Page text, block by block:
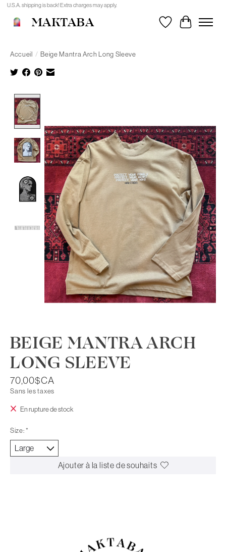
U.S.A. shipping is back! Extra charges may apply.
MAKTABA Liste de souhaits
Panier
Accueil / Beige Mantra Arch Long Sleeve
BEIGE MANTRA ARCH
LONG SLEEVE
70,00$CA
Sans les taxes
En rupture de stock
Size: *
Ajouter à la liste de souhaits